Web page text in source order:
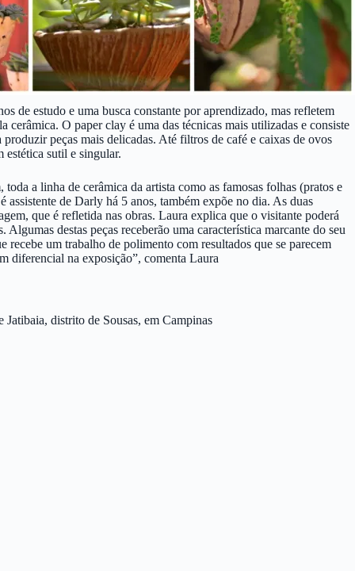
de estudo e uma busca constante por aprendizado, mas refletem
O paper clay é uma das técnicas mais utilizadas e consiste
peças mais delicadas. Até filtros de café e caixas de ovos
estética sutil e singular.
a linha de cerâmica da artista como as famosas folhas (pratos e
assistente de Darly há 5 anos, também expõe no dia. As duas
que é refletida nas obras. Laura explica que o visitante poderá
destas peças receberão uma característica marcante do seu
um trabalho de polimento com resultados que se parecem
diferencial na exposição”, comenta Laura
distrito de Sousas, em Campinas